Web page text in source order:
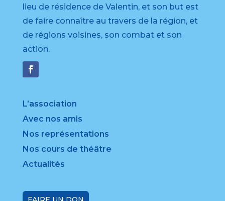
lieu de résidence de Valentin, et son but est
de faire connaître au travers de la région, et
de régions voisines, son combat et son
action.
L’association
Avec nos amis
Nos représentations
Nos cours de théâtre
Actualités